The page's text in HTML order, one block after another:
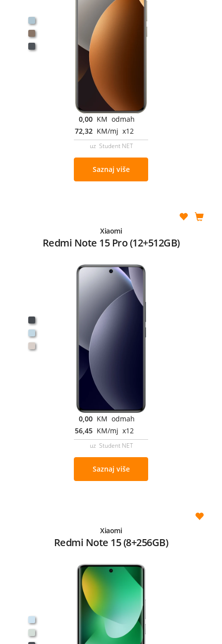
0,00 KM odmah
72,32 KM/mj x12
uz Student NET
Saznaj više
Xiaomi
Redmi Note 15 Pro (12+512GB)
0,00 KM odmah
56,45 KM/mj x12
uz Student NET
Saznaj više
Xiaomi
Redmi Note 15 (8+256GB)